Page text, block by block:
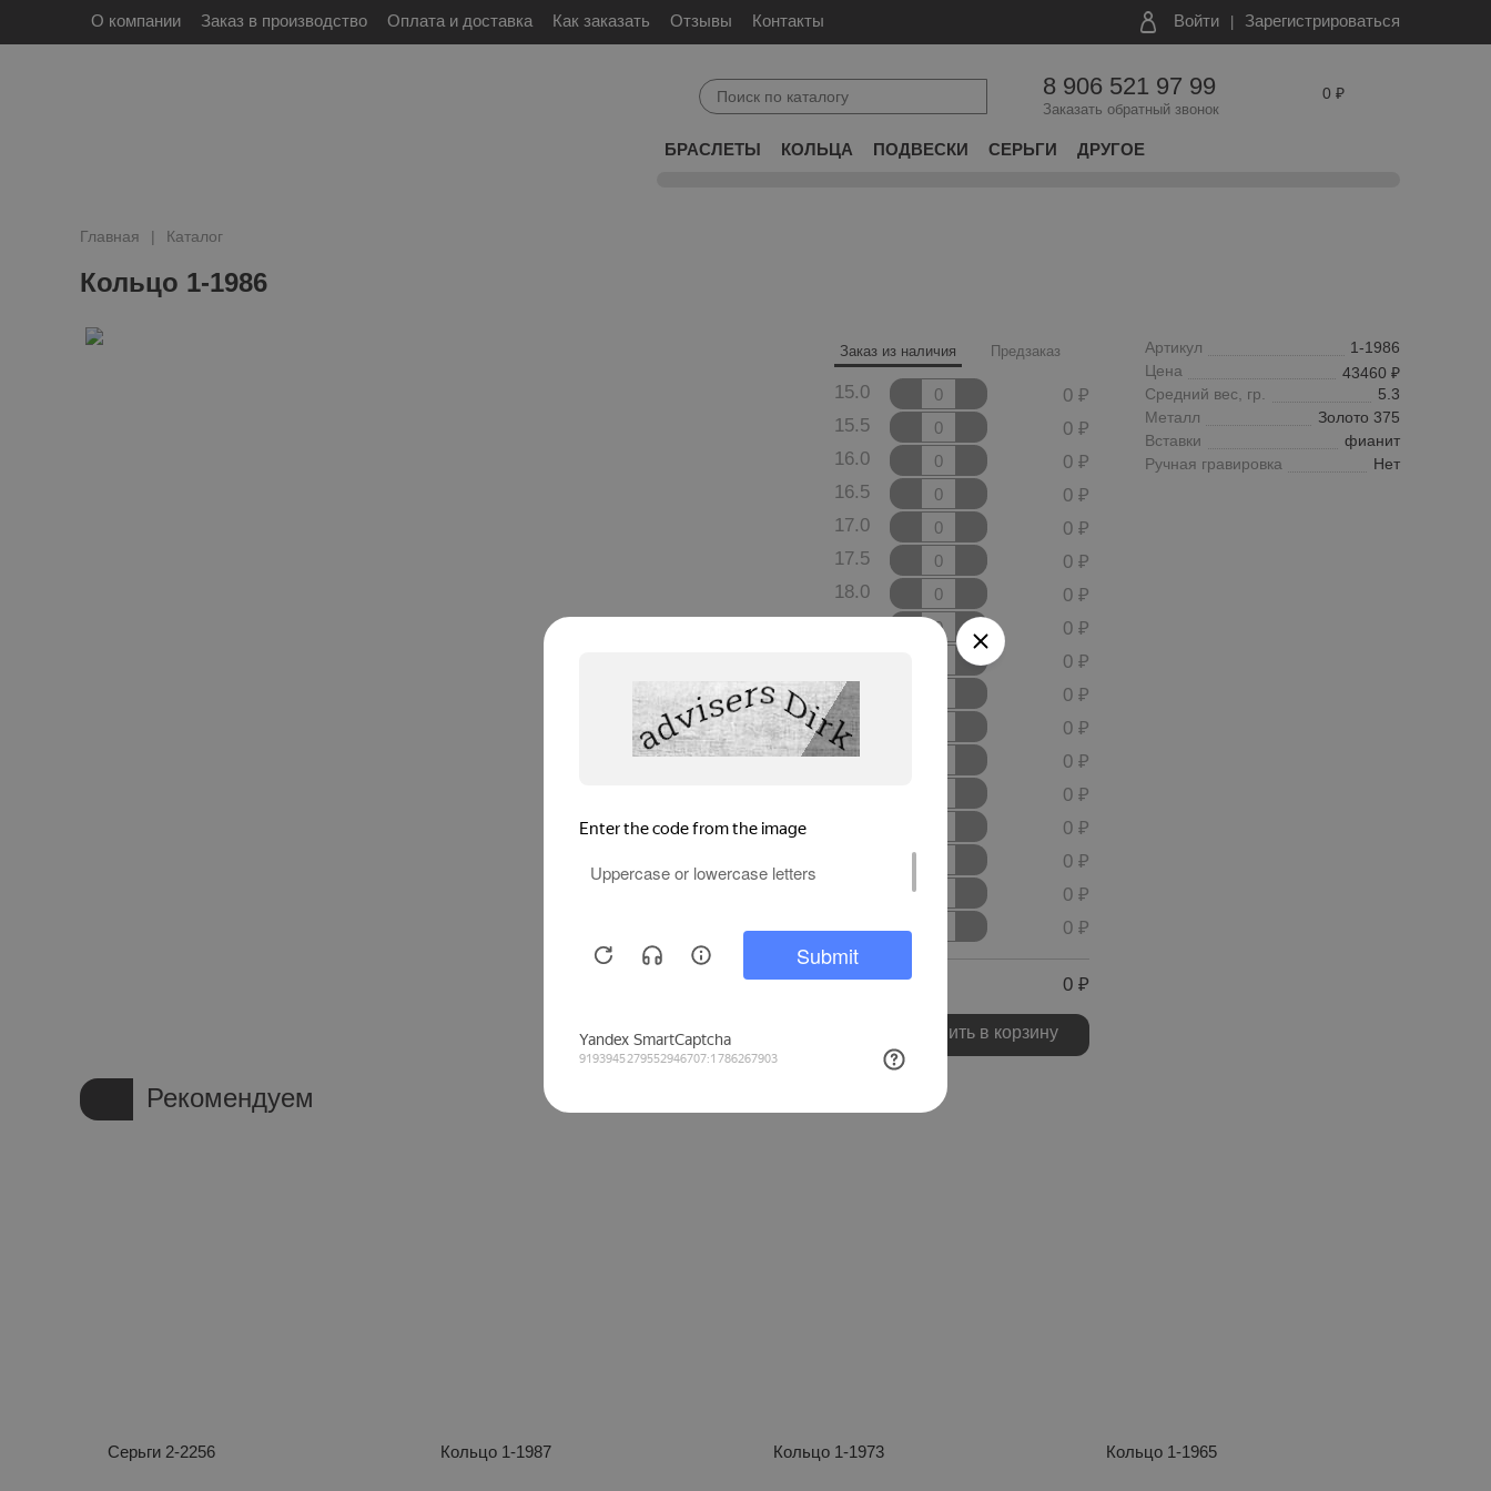
О компании Заказ в производство Оплата и доставка Как заказать Отзывы Контакты Войти Зарегистрироваться
0
8 906 521 97 99
Заказать обратный звонок
БРАСЛЕТЫ КОЛЬЦА ПОДВЕСКИ СЕРЬГИ ДРУГОЕ
Главная Каталог
Кольцо 1-1986
Заказ из наличия Предзаказ
15.0
0
15.5
0
16.0
0
16.5
0
17.0
0
17.5
0
18.0
0
0
0
19.5
0
20.0
0
20.5
0
0
0
0
0
0
Сумма: 0
Добавить в корзину
Артикул
1-1986
Цена
43460
Средний вес, гр.
5.3
Металл
Золото 375
Вставки
фианит
Ручная гравировка
Нет
Рекомендуем
Серьги 2-2256 Кольцо 1-1987 Кольцо 1-1973 Кольцо 1-1965